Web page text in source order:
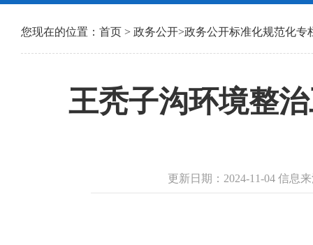
您现在的位置： 首页 > 政务公开>政务公开标准化规范化专
王秃子沟环境整
更新日期：2024-11-04 信息